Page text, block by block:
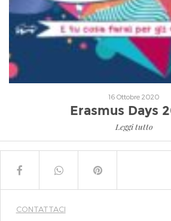
Leggi tutto
16 Ottobre 2020
Erasmus Days
Leggi tutto
CONTATTACI